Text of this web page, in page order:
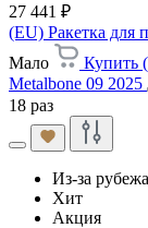
27 441 ₽
(EU) Ракетка для
Мало
Купить
Metalbone 09 2025
18 раз
Из-за рубежа
Хит
Акция